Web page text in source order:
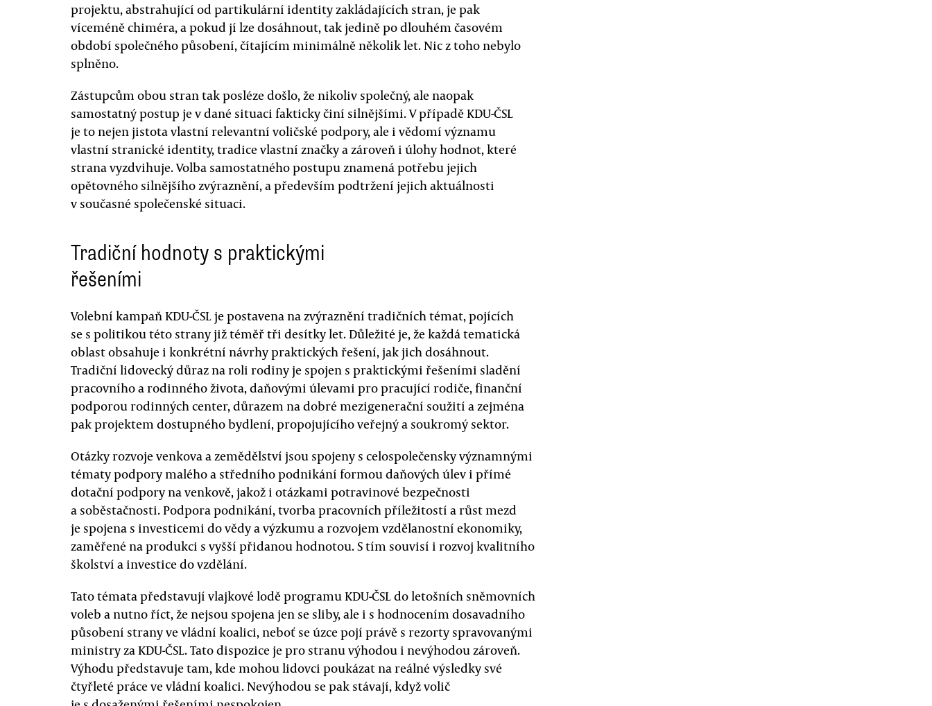
projektu, abstrahující od partikulární identity zakládajících stran, je pak
víceméně chiméra, a pokud jí lze dosáhnout, tak jedině po dlouhém časovém
období společného působení, čítajícím minimálně několik let. Nic z toho nebylo
splněno.
Zástupcům obou stran tak posléze došlo, že nikoliv společný, ale naopak
samostatný postup je v dané situaci fakticky činí silnějšími. V případě KDU-ČSL
je to nejen jistota vlastní relevantní voličské podpory, ale i vědomí významu
vlastní stranické identity, tradice vlastní značky a zároveň i úlohy hodnot, které
strana vyzdvihuje. Volba samostatného postupu znamená potřebu jejich
opětovného silnějšího zvýraznění, a především podtržení jejich aktuálnosti
v současné společenské situaci.
Tradiční hodnoty s praktickými
řešeními
Volební kampaň KDU-ČSL je postavena na zvýraznění tradičních témat, pojících
se s politikou této strany již téměř tři desítky let. Důležité je, že každá tematická
oblast obsahuje i konkrétní návrhy praktických řešení, jak jich dosáhnout.
Tradiční lidovecký důraz na roli rodiny je spojen s praktickými řešeními sladění
pracovního a rodinného života, daňovými úlevami pro pracující rodiče, finanční
podporou rodinných center, důrazem na dobré mezigenerační soužití a zejména
pak projektem dostupného bydlení, propojujícího veřejný a soukromý sektor.
Otázky rozvoje venkova a zemědělství jsou spojeny s celospolečensky významnými
tématy podpory malého a středního podnikání formou daňových úlev i přímé
dotační podpory na venkově, jakož i otázkami potravinové bezpečnosti
a soběstačnosti. Podpora podnikání, tvorba pracovních příležitostí a růst mezd
je spojena s investicemi do vědy a výzkumu a rozvojem vzdělanostní ekonomiky,
zaměřené na produkci s vyšší přidanou hodnotou. S tím souvisí i rozvoj kvalitního
školství a investice do vzdělání.
Tato témata představují vlajkové lodě programu KDU-ČSL do letošních sněmovních
voleb a nutno říct, že nejsou spojena jen se sliby, ale i s hodnocením dosavadního
působení strany ve vládní koalici, neboť se úzce pojí právě s rezorty spravovanými
ministry za KDU-ČSL. Tato dispozice je pro stranu výhodou i nevýhodou zároveň.
Výhodu představuje tam, kde mohou lidovci poukázat na reálné výsledky své
čtyřleté práce ve vládní koalici. Nevýhodou se pak stávají, když volič